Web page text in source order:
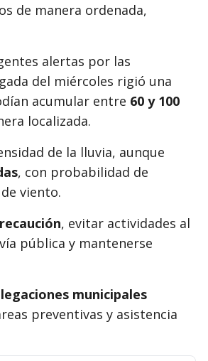
de manera ordenada,
alertas por las
del miércoles rigió una
acumular entre 60 y 100
localizada.
de la lluvia, aunque
, con probabilidad de
viento.
, evitar actividades al
pública y mantenerse
municipales
preventivas y asistencia